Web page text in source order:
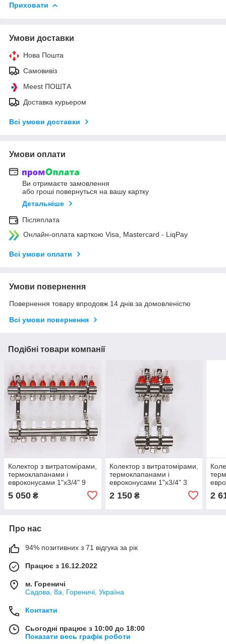
Приховати
Умови доставки
Нова Пошта
Самовивіз
Meest ПОШТА
Доставка курьером
Всі умови доставки
Умови оплати
Ви отримаєте замовлення
або гроші повернуться на вашу картку
Детальніше
Післяплата
Онлайн-оплата карткою Visa, Mastercard - LiqPay
Всі умови оплати
Умови повернення
Повернення товару впродовж 14 днів за домовленістю
Всі умови повернення
Подібні товари компанії
Колектор з витратомірами,
термоклапанами і
евроконусами 1"x3/4" 9
5 050 ₴
Колектор з витратомірами,
термоклапанами і
евроконусами 1"x3/4" 3
2 150₴ 2
Про нас
94% позитивних з 71 відгука за рік
Працює з 16.12.2022
м. Гореничі
Садова, 8а, Гореничі, Україна
Контакти
Сьогодні працює з 10:00 до 18:00
Показати весь графік роботи